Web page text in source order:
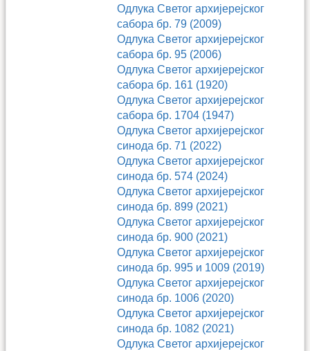
Одлука Светог архијерејског
сабора бр. 79 (2009)
Одлука Светог архијерејског
сабора бр. 95 (2006)
Одлука Светог архијерејског
сабора бр. 161 (1920)
Одлука Светог архијерејског
сабора бр. 1704 (1947)
Одлука Светог архијерејског
синода бр. 71 (2022)
Одлука Светог архијерејског
синода бр. 574 (2024)
Одлука Светог архијерејског
синода бр. 899 (2021)
Одлука Светог архијерејског
синода бр. 900 (2021)
Одлука Светог архијерејског
синода бр. 995 и 1009 (2019)
Одлука Светог архијерејског
синода бр. 1006 (2020)
Одлука Светог архијерејског
синода бр. 1082 (2021)
Одлука Светог архијерејског